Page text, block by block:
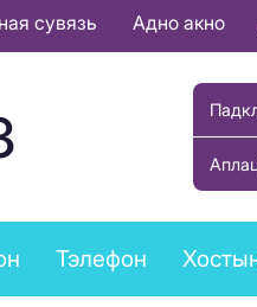
сувязь Адно акно
Тэлефон